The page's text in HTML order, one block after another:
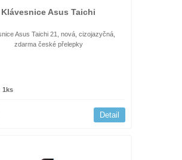
Klávesnice Asus Taichi
Asus Taichi 21, nová, cizojazyčná,
zdarma české přelepky
1ks
Detail